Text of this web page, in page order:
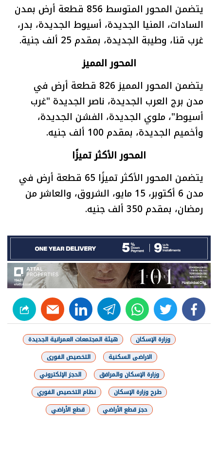
يتضمن المحور المتوسط 856 قطعة أرض بمدن
السادات، المنيا الجديدة، أسيوط الجديدة، بدر،
غرب قنا، وطيبة الجديدة، بمقدم 25 ألف جنية.
المحور المميز
يتضمن المحور المميز 826 قطعة أرض في
مدن برج العرب الجديدة، ناصر الجديدة "غرب
أسيوط"، ملوي الجديدة، الفشن الجديدة،
وأخميم الجديدة، بمقدم 100 ألف جنيه.
المحور الأكثر تميزًا
يتضمن المحور الأكثر تميزًا 65 قطعة أرض في
مدن 6 أكتوبر، 15 مايو، الشروق، والعاشر من
رمضان، بمقدم 350 ألف جنيه.
facebook
twitter
whats
telegram
linkedin
وزارة الإسكان
هيئة المجتمعات العمرانية الجديدة
الاراضى السكنية
التخصيص الفورى
وزارة الإسكان والمرافق
الحجز الإلكتروني
طرح وزارة الإسكان
نظام التخصيص الفوري
حجز قطع الأراضي
قطع الأراضي